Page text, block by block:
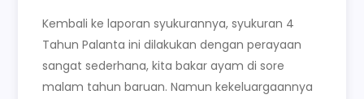
Kembali ke laporan syukurannya, syukuran 4
Tahun Palanta ini dilakukan dengan perayaan
sangat sederhana, kita bakar ayam di sore
malam tahun baruan. Namun kekeluargaannya